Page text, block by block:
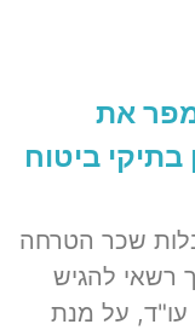
מפר את
ביטוח
שכר הטרחה
רשאי להגיש
עו"ד, על מנת